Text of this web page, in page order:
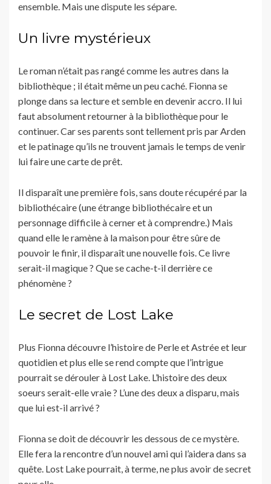
ensemble. Mais une dispute les sépare.
Un livre mystérieux
Le roman n’était pas rangé comme les autres dans la
bibliothèque ; il était même un peu caché. Fionna se
plonge dans sa lecture et semble en devenir accro. Il lui
faut absolument retourner à la bibliothèque pour le
continuer. Car ses parents sont tellement pris par Arden
et le patinage qu’ils ne trouvent jamais le temps de venir
lui faire une carte de prêt.
Il disparaît une première fois, sans doute récupéré par la
bibliothécaire (une étrange bibliothécaire et un
personnage difficile à cerner et à comprendre.) Mais
quand elle le ramène à la maison pour être sûre de
pouvoir le finir, il disparaît une nouvelle fois. Ce livre
serait-il magique ? Que se cache-t-il derrière ce
phénomène ?
Le secret de Lost Lake
Plus Fionna découvre l’histoire de Perle et Astrée et leur
quotidien et plus elle se rend compte que l’intrigue
pourrait se dérouler à Lost Lake. L’histoire des deux
soeurs serait-elle vraie ? L’une des deux a disparu, mais
que lui est-il arrivé ?
Fionna se doit de découvrir les dessous de ce mystère.
Elle fera la rencontre d’un nouvel ami qui l’aidera dans sa
quête. Lost Lake pourrait, à terme, ne plus avoir de secret